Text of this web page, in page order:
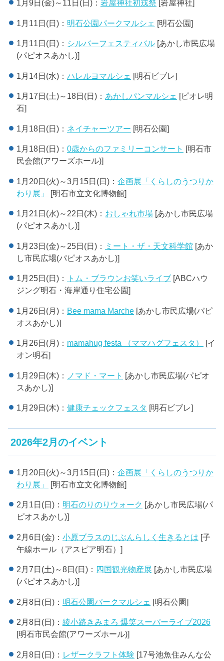
1月9日(金)～11日(日)： 岩屋神社初戎祭 [岩屋神社]
1月11日(日)： 明石公園パークマルシェ [明石公園]
1月11日(日)： シルバーフェスティバル[あかし市民広場
(パピオスあかし)]
1月14日(水)： ハレルヨマルシェ [明石ビブレ]
1月17日(土)～18日(日)： あかしパンマルシェ [ピオレ明
石]
1月18日(日)： ネイチャーツアー [明石公園]
1月18日(日)： 0歳からのファミリーコンサート [明石市
民会館(アワーズホール)]
1月20日(火)～3月15日(日)： 企画展「くらしのうつりか
わり展」
[明石市立文化博物館]
1月21日(水)～22日(木)： おしゃれ市場[あかし市民広場
(パピオスあかし)]
1月23日(金)～25日(日)： ミート・ザ・天文科学館[あか
し市民広場(パピオスあかし)]
1月25日(日)： トム・ブラウンお笑いライブ[ABCハウ
ジング明石・海岸通り住宅公園]
1月26日(月)： Bee mama Marche[あかし市民広場(パピ
オスあかし)]
1月26日(月)： mamahug festa （ママハグフェスタ）
[イ
オン明石]
1月29日(木)： ノマド・マート [あかし市民広場(パピオ
スあかし)]
1月29日(木)： 健康チェックフェスタ [明石ビブレ]
2026年2月のイベント
1月20日(火)～3月15日(日)： 企画展「くらしのうつりか
わり展」
[明石市立文化博物館]
2月1日(日)： 明石のりのりウォーク [あかし市民広場(パ
ピオスあかし)]
2月6日(金)： 小原ブラスのじぶんらしく生きるとは [子
午線ホール（アスピア明石）]
2月7日(土)～8日(日)： 四国観光物産展 [あかし市民広場
(パピオスあかし)]
2月8日(日)： 明石公園パークマルシェ [明石公園]
2月8日(日)： 綾小路きみまろ 爆笑スーパーライブ2026
[明石市民会館(アワーズホール)]
2月8日(日)： レザークラフト体験 [17号池魚住みんな公